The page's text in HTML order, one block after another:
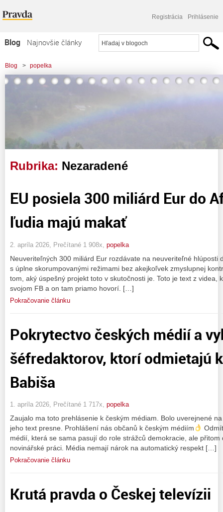
Registrácia Prihlásenie
Blog
Najnovšie články
Najčítanejšie články
Najkomentovanejšie články
Blog > popelka
Rubrika: Nezaradené
EU posiela 300 miliárd Eur do
ľudia majú makať
2. apríla 2026, Prečítané 1 908x, popelka
Neuveriteľných 300 miliárd Eur rozdávate na neuveriteľné hlúposti
s úplne skorumpovanými režimami bez akejkoľvek zmyslupnej
tom, aký úspešný projekt toto v skutočnosti je. Toto je text z videa,
svojom FB a on tam priamo hovorí. […]
Pokračovanie článku
Pokrytectvo českých médií a
šéfredaktorov, ktorí odmietajú
Babiša
1. apríla 2026, Prečítané 1 717x, popelka
Zaujalo ma toto prehlásenie k českým médiam. Bolo uverejnené
jeho text presne. Prohlášení nás občanů k českým médiím
médií, která se sama pasují do role strážců demokracie, ale
novinářské práci. Média nemají nárok na automatický respekt […]
Pokračovanie článku
Krutá pravda o Českej televízii